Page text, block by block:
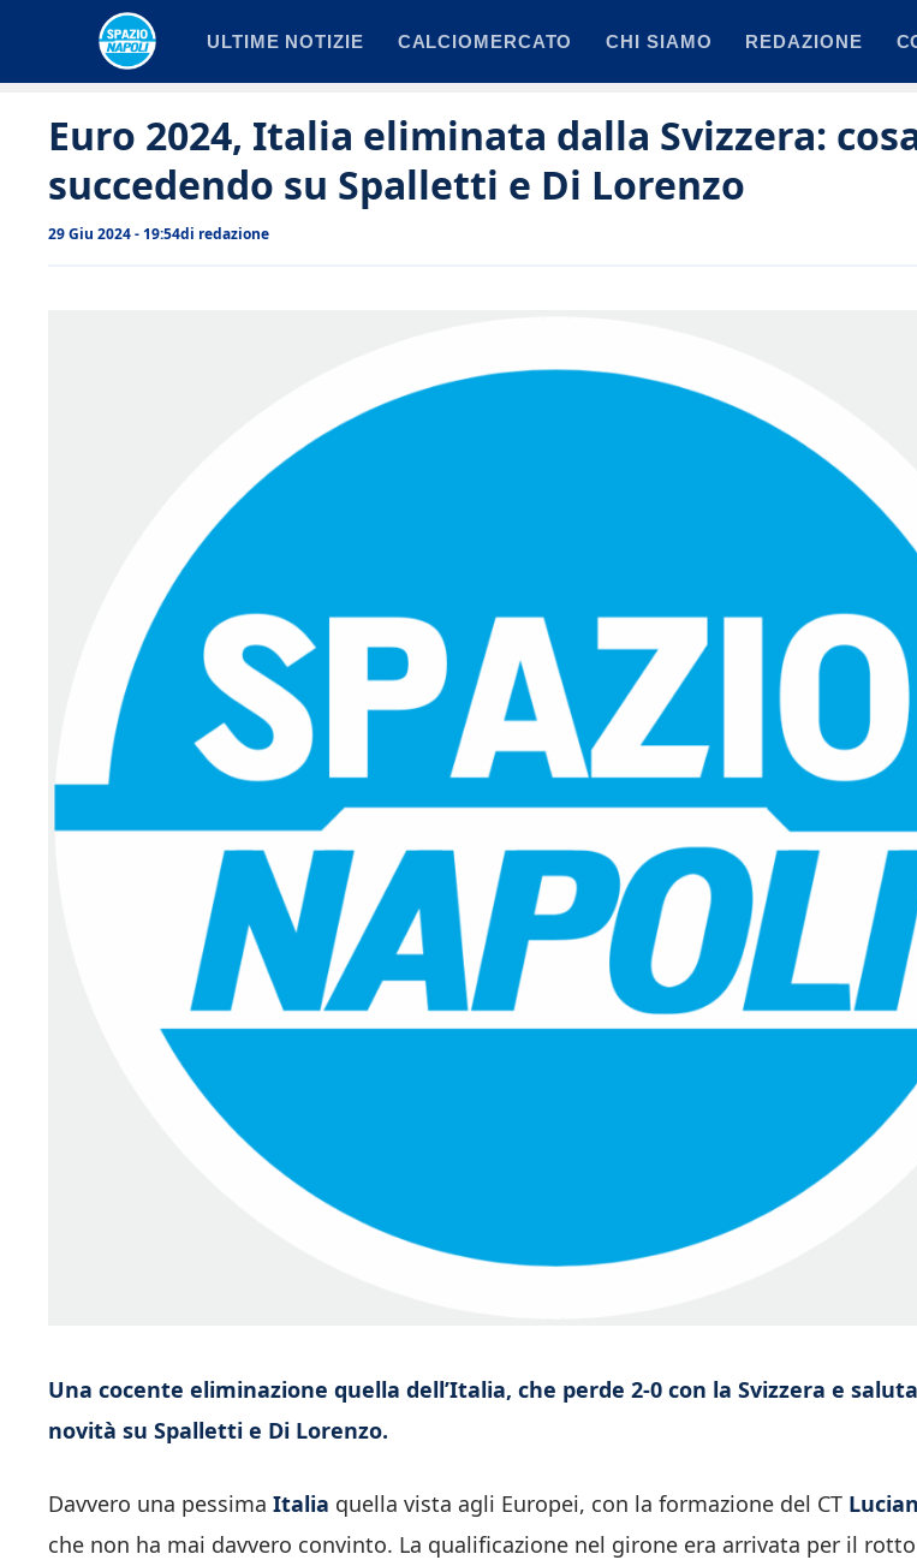
ULTIME NOTIZIE CALCIOMERCATO CHI SIAMO REDAZIONE
Euro 2024, Italia eliminata dalla Svizzera:
succedendo su Spalletti e Di Lorenzo
29 Giu 2024 - 19:54di redazione
Una cocente eliminazione quella dell’Italia, che perde 2-0 con la Svizzera e
novità su Spalletti e Di Lorenzo.
Davvero una pessima Italia quella vista agli Europei, con la formazione del CT
che non ha mai davvero convinto. La qualificazione nel girone era arrivata per il